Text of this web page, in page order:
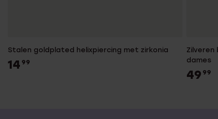
Stalen goldplated helixpiercing met zirkonia
14 99
Zilveren
dames
49 99